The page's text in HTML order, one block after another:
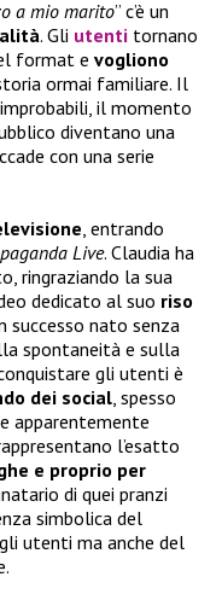
a mio marito” c’è un
. Gli utenti tornano
format e vogliono
ormai familiare. Il
il momento
diventano una
con una serie
, entrando
Live. Claudia ha
ringraziando la sua
dedicato al suo riso
successo nato senza
spontaneità e sulla
gli utenti è
dei social , spesso
apparentemente
l’esatto
e proprio per
di quei pranzi
simbolica del
utenti ma anche del